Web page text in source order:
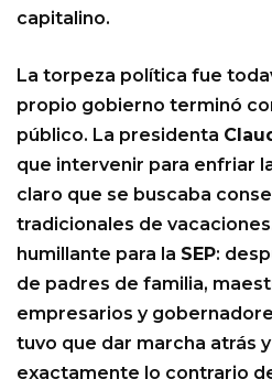
capitalino.
La torpeza política fue
propio gobierno terminó
público. La presidenta
que intervenir para enfriar
claro que se buscaba
tradicionales de
humillante para la SEP:
de padres de familia,
empresarios y
tuvo que dar marcha atrás
exactamente lo contrario